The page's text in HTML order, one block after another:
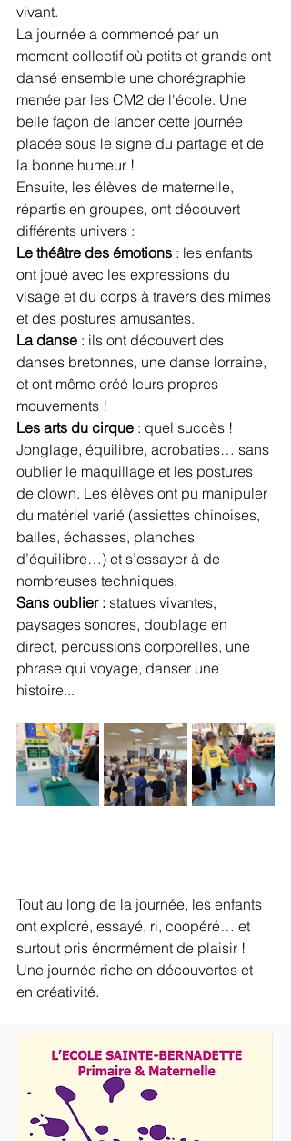
vivant.
La journée a commencé par un
moment collectif où petits et grands ont
dansé ensemble une chorégraphie
menée par les CM2 de l'école. Une
belle façon de lancer cette journée
placée sous le signe du partage et de
la bonne humeur !
Ensuite, les élèves de maternelle,
répartis en groupes, ont découvert
différents univers :
Le théâtre des émotions : les enfants
ont joué avec les expressions du
visage et du corps à travers des mimes
et des postures amusantes.
La danse : ils ont découvert des
danses bretonnes, une danse lorraine,
et ont même créé leurs propres
mouvements !
Les arts du cirque : quel succès !
Jonglage, équilibre, acrobaties… sans
oublier le maquillage et les postures
de clown. Les élèves ont pu manipuler
du matériel varié (assiettes chinoises,
balles, échasses, planches
d’équilibre…) et s’essayer à de
nombreuses techniques.
Sans oublier : statues vivantes,
paysages sonores, doublage en
direct, percussions corporelles, une
phrase qui voyage, danser une
histoire...
Tout au long de la journée, les enfants
ont exploré, essayé, ri, coopéré… et
surtout pris énormément de plaisir !
Une journée riche en découvertes et
en créativité.